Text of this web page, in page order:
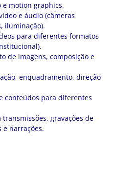
e motion graphics.
e áudio (câmeras
iluminação).
para diferentes formatos
de imagens, composição e
enquadramento, direção
conteúdos para diferentes
gravações de
e narrações.